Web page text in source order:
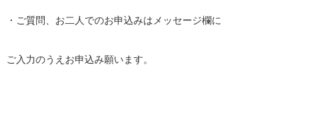
・ご質問、お二人でのお申込みはメッセージ欄に
ご入力のうえお申込み願います。